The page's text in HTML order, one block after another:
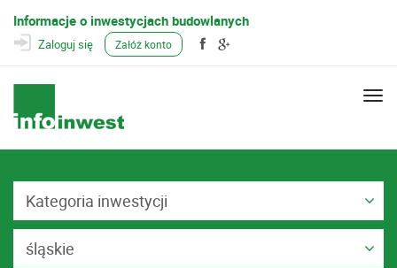
Informacje o inwestycjach budowlanych
Zaloguj się Załóż konto
Kategoria inwestycji
śląskie